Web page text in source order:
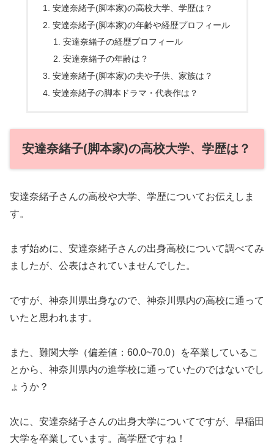
安達奈緒子(脚本家)の高校大学、学歴は？
安達奈緒子(脚本家)の年齢や経歴プロフィール
安達奈緒子の経歴プロフィール
安達奈緒子の年齢は？
安達奈緒子(脚本家)の夫や子供、家族は？
安達奈緒子の脚本ドラマ・代表作は？
安達奈緒子(脚本家)の高校大学、学歴は？
安達奈緒子さんの高校や大学、学歴についてお伝えしま
す。
まず始めに、安達奈緒子さんの出身高校について調べてみ
ましたが、公表はされていませんでした。
ですが、神奈川県出身なので、神奈川県内の高校に通って
いたと思われます。
また、難関大学（偏差値：60.0~70.0）を卒業しているこ
とから、神奈川県内の進学校に通っていたのではないでし
ょうか？
次に、安達奈緒子さんの出身大学についてですが、早稲田
大学を卒業しています。高学歴ですね！